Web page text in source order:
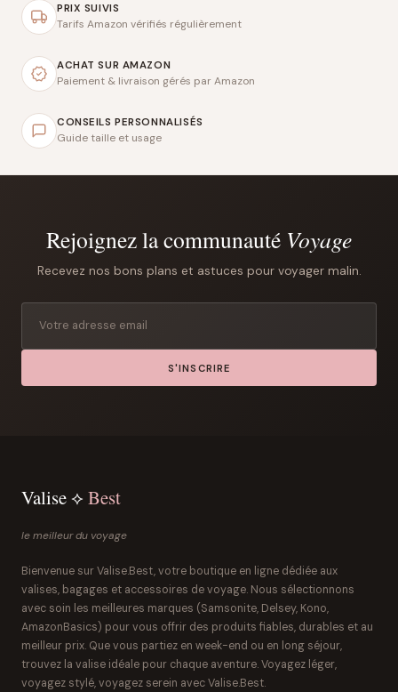
PRIX SUIVIS
Tarifs Amazon vérifiés régulièrement
ACHAT SUR AMAZON
Paiement & livraison gérés par Amazon
CONSEILS PERSONNALISÉS
Guide taille et usage
Rejoignez la communauté Voyage
Recevez nos bons plans et astuces pour voyager malin.
S'INSCRIRE
Valise ⟡ Best
le meilleur du voyage
Bienvenue sur Valise.Best, votre boutique en ligne dédiée aux
valises, bagages et accessoires de voyage. Nous sélectionnons
avec soin les meilleures marques (Samsonite, Delsey, Kono,
AmazonBasics) pour vous offrir des produits fiables, durables et au
meilleur prix. Que vous partiez en week-end ou en long séjour,
trouvez la valise idéale pour chaque aventure. Voyagez léger,
voyagez stylé, voyagez serein avec Valise.Best.